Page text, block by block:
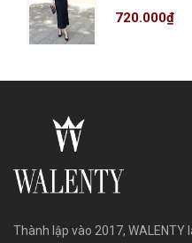
720.000₫
Thành lập vào 2017,